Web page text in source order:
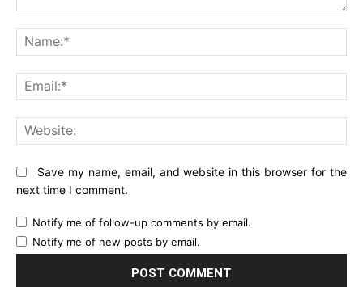
Save my name, email, and website in this browser for the
next time I comment.
Notify me of follow-up comments by email.
Notify me of new posts by email.